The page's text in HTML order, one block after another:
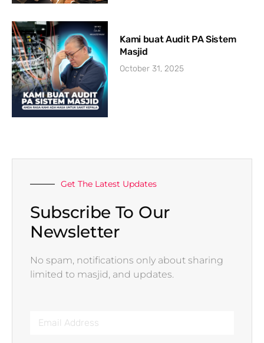
Kami buat Audit PA Sistem
Masjid
October 31, 2025
Get The Latest Updates
Subscribe To Our
Newsletter
No spam, notifications only about sharing
limited to masjid, and updates.